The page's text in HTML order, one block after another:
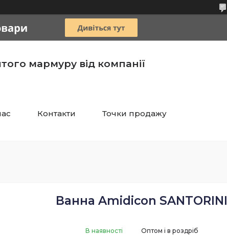
мармуру від компанії
Контакти Точки продажу
Ванна Amidicon SANTORINI
В наявності Оптом і в роздріб